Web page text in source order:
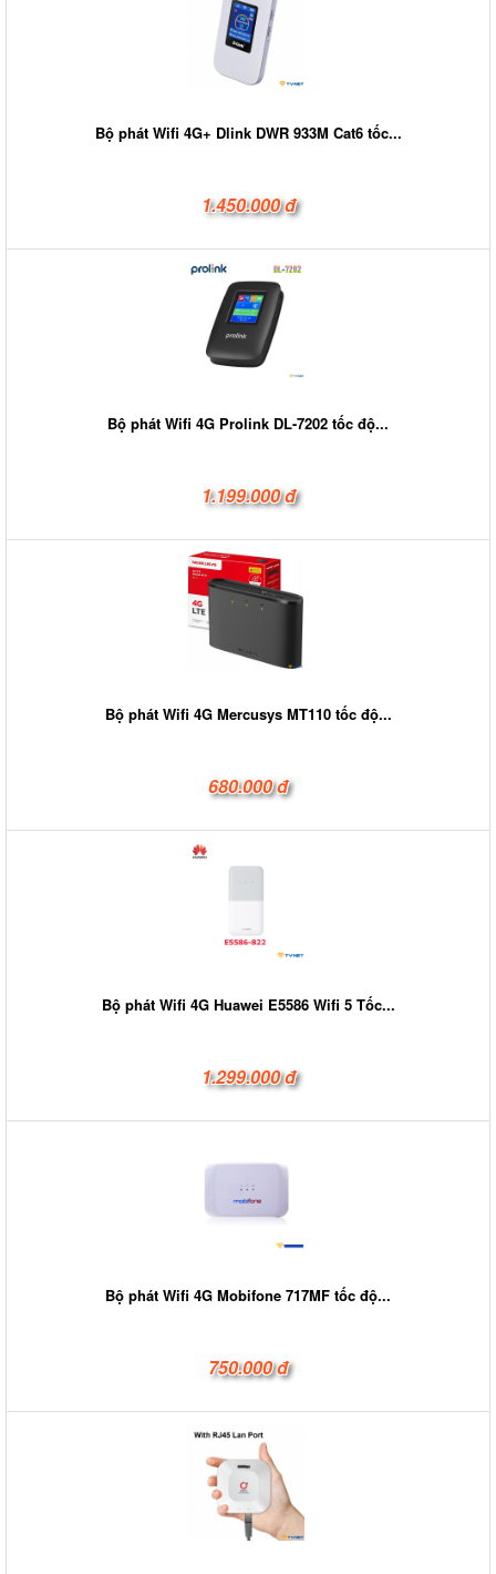
Bộ phát Wifi 4G+ Dlink DWR 933M Cat6 tốc...
1.450.000 đ
Bộ phát Wifi 4G Prolink DL-7202 tốc độ...
1.199.000 đ
Bộ phát Wifi 4G Mercusys MT110 tốc độ...
680.000 đ
Bộ phát Wifi 4G Huawei E5586 Wifi 5 Tốc...
1.299.000 đ
Bộ phát Wifi 4G Mobifone 717MF tốc độ...
750.000 đ